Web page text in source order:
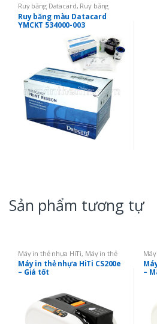
Ruy băng Datacard, Ruy băng
Datacard SD260 Ruy băng mực in
thẻ, Ruy băng màu YMCKO
Ruy băng màu Datacard
YMCKT 534000-003
Sản phẩm tương tự
Máy in thẻ nhựa HiTi, Máy in thẻ
nhựa
Máy in thẻ nhựa HiTi CS200e
– Giá tốt
–